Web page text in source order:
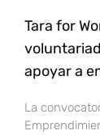
Tara for
apoyar a
La